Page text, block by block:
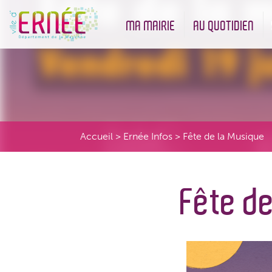
MA MAIRIE AU QUOTIDIEN
Accueil > Ernée Infos > Fête de la Musique
Fête